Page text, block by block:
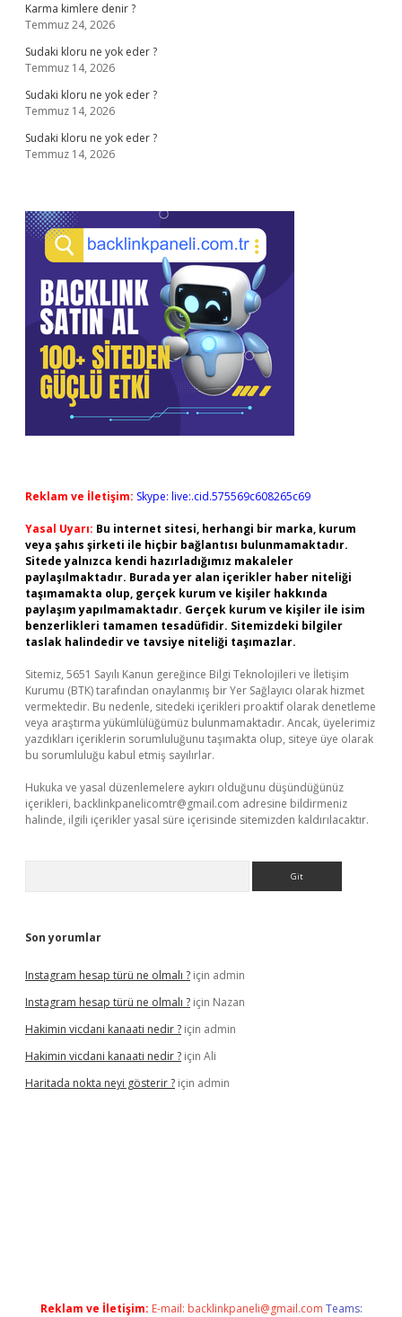
Karma kimlere denir ?
Temmuz 24, 2026
Sudaki kloru ne yok eder ?
Temmuz 14, 2026
Sudaki kloru ne yok eder ?
Temmuz 14, 2026
Sudaki kloru ne yok eder ?
Temmuz 14, 2026
Reklam ve İletişim: Skype: live:.cid.575569c608265c69
Yasal Uyarı: Bu internet sitesi, herhangi bir marka, kurum
veya şahıs şirketi ile hiçbir bağlantısı bulunmamaktadır.
Sitede yalnızca kendi hazırladığımız makaleler
paylaşılmaktadır. Burada yer alan içerikler haber niteliği
taşımamakta olup, gerçek kurum ve kişiler hakkında
paylaşım yapılmamaktadır. Gerçek kurum ve kişiler ile isim
benzerlikleri tamamen tesadüfidir. Sitemizdeki bilgiler
taslak halindedir ve tavsiye niteliği taşımazlar.
Sitemiz, 5651 Sayılı Kanun gereğince Bilgi Teknolojileri ve İletişim
Kurumu (BTK) tarafından onaylanmış bir Yer Sağlayıcı olarak hizmet
vermektedir. Bu nedenle, sitedeki içerikleri proaktif olarak denetleme
veya araştırma yükümlülüğümüz bulunmamaktadır. Ancak, üyelerimiz
yazdıkları içeriklerin sorumluluğunu taşımakta olup, siteye üye olarak
bu sorumluluğu kabul etmiş sayılırlar.
Hukuka ve yasal düzenlemelere aykırı olduğunu düşündüğünüz
içerikleri, backlinkpanelicomtr@gmail.com adresine bildirmeniz
halinde, ilgili içerikler yasal süre içerisinde sitemizden kaldırılacaktır.
Son yorumlar
Instagram hesap türü ne olmalı ? için admin
Instagram hesap türü ne olmalı ? için Nazan
Hakimin vicdani kanaati nedir ? için admin
Hakimin vicdani kanaati nedir ? için Ali
Haritada nokta neyi gösterir ? için admin
Reklam ve İletişim: E-mail: backlinkpaneli@gmail.com Teams: